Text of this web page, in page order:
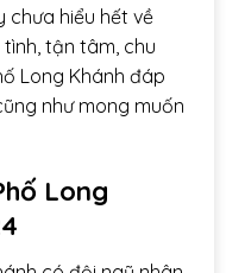
chưa hiểu hết về
tận tâm, chu
Long Khánh đáp
như mong muốn
Long